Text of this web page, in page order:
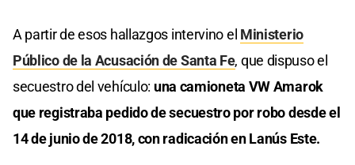
A partir de esos hallazgos intervino el Ministerio
Público de la Acusación de Santa Fe, que dispuso el
secuestro del vehículo: una camioneta VW Amarok
que registraba pedido de secuestro por robo desde el
14 de junio de 2018, con radicación en Lanús Este.